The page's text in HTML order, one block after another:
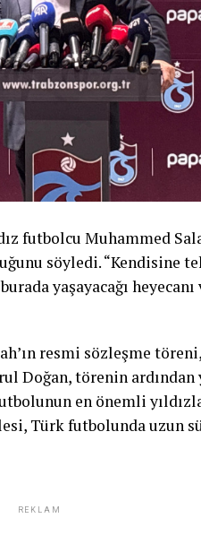
futbolcu Muhammed
söyledi. “Kendisine
yaşayacağı
resmi sözleşme
Doğan, törenin ardından
en önemli
Türk futbolunda uzun
REKLAM